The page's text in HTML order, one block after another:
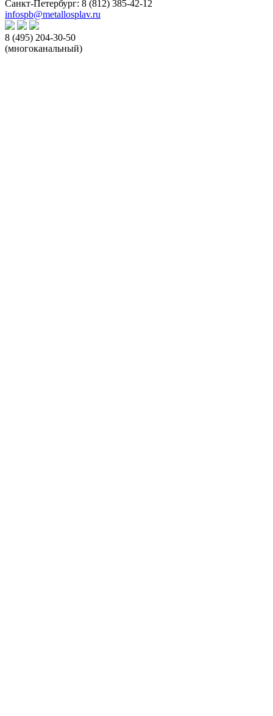
Санкт-Петербург: 8 (812) 385-42-12
infospb@metallosplav.ru
8 (495) 204-30-50
(многоканальный)